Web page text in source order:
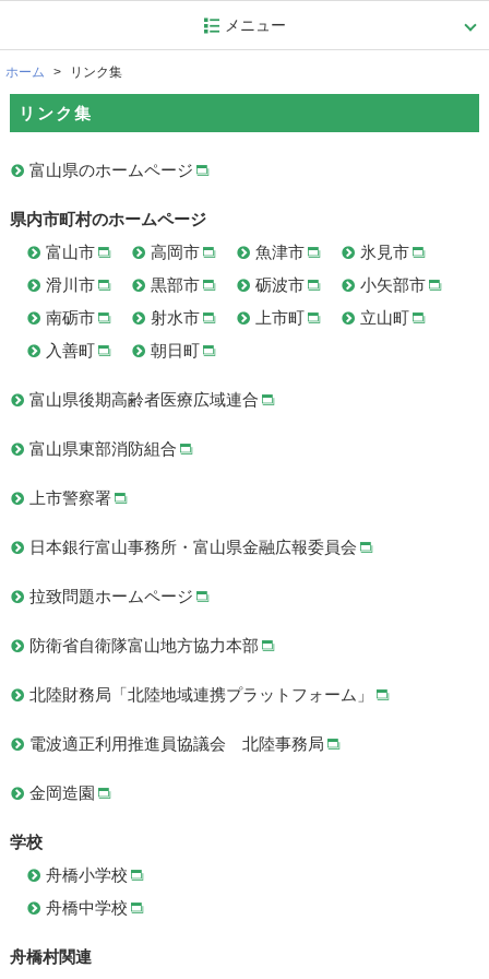
メニュー
ホーム リンク集
リンク集
富山県のホームページ
県内市町村のホームページ
富山市
高岡市 魚津市
氷見市
滑川市
黒部市 砺波市
小矢部市
南砺市
射水市 上市町
立山町
入善町
朝日町
富山県後期高齢者医療広域連合
富山県東部消防組合
上市警察署
日本銀行富山事務所・富山県金融広報委員会
拉致問題ホームページ
防衛省自衛隊富山地方協力本部
北陸財務局「北陸地域連携プラットフォーム」
電波適正利用推進員協議会 北陸事務局
金岡造園
学校
舟橋小学校
舟橋中学校
舟橋村関連